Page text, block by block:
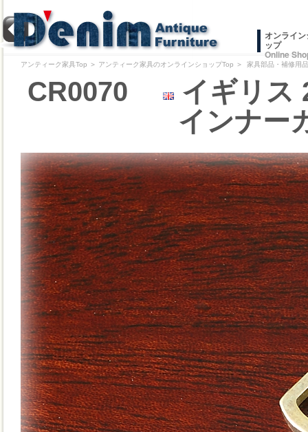
オンライ
ップ
Online
アンティーク家具Top ＞ アンティーク家具のオンラインショップTop ＞ 家具部品・補修用
CR0070
イギリス
インナー